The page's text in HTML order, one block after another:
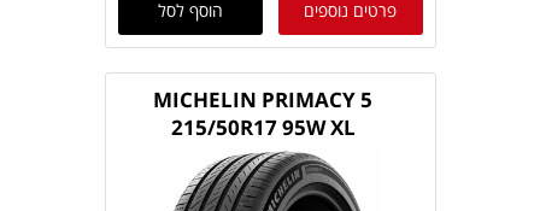
פרטים נוספים הוסף לסל
MICHELIN PRIMACY 5
215/50R17 95W XL